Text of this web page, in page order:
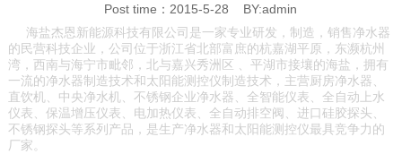
Post time：2015-5-28 BY:admin
海盐杰恩新能源科技有限公司是一家专业研发，制造，销售净水器
的民营科技企业，公司位于浙江省北部富庶的杭嘉湖平原，东濒杭州
湾，西南与海宁市毗邻，北与嘉兴秀洲区 、平湖市接壤的海盐，拥有
一流的净水器制造技术和太阳能测控仪制造技术，主营厨房净水器、
直饮机、中央净水机、不锈钢企业净水器、全智能仪表、全自动上水
仪表、保温增压仪表、电加热仪表、全自动排空阀、进口硅胶探头、
不锈钢探头等系列产品，是生产净水器和太阳能测控仪最具竞争力的
厂家。